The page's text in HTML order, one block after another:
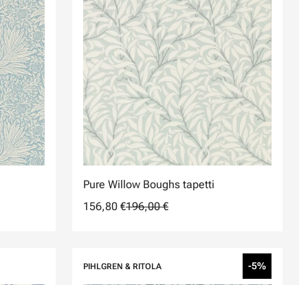
Pure Willow Boughs tapetti
156,80 €196,00 €
PIHLGREN & RITOLA -5%